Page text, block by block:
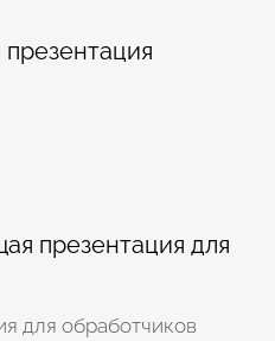
презентация
презентация для
для обработчиков